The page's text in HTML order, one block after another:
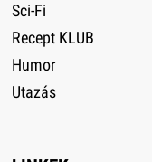
Sci-Fi
Recept KLUB
Humor
Utazás